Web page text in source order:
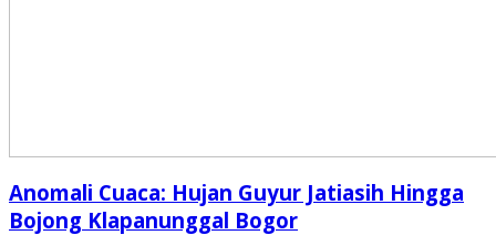
Anomali Cuaca: Hujan Guyur Jatiasih Hingga
Bojong Klapanunggal Bogor